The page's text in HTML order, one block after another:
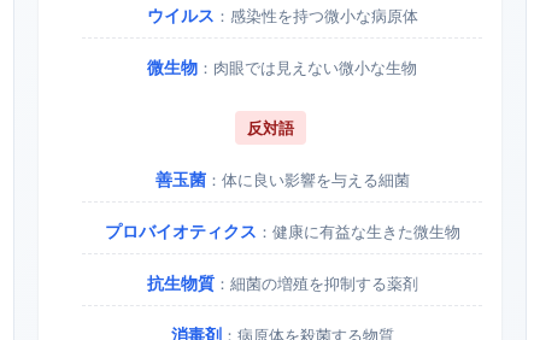
ウイルス ：感染性を持つ微小な病原体
微生物 ：肉眼では見えない微小な生物
反対語
善玉菌：体に良い影響を与える細菌
プロバイオティクス ：健康に有益な生きた微生物
抗生物質：細菌の増殖を抑制する薬剤
消毒剤：病原体を殺菌する物質